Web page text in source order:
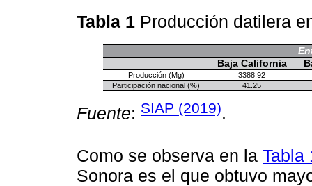
Tabla 1 Producción datilera
Baja California
Producción (Mg)
3388.92
Participación nacional (%)
41.25
Fuente: SIAP (2019).
Como se observa en la Tabla
Sonora es el que obtuvo